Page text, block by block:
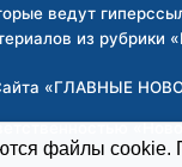
ведут
из рубрики
«ГЛАВНЫЕ
файлы cookie.